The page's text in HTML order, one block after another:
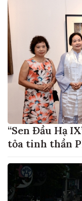
“Sen Đầu Hạ
tỏa tinh thần